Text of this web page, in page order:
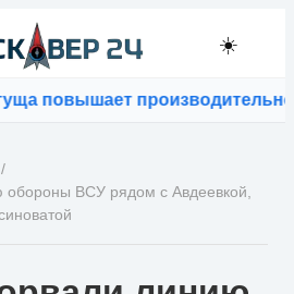
☀️
производительность
/
ВСУ рядом с Авдеевкой,